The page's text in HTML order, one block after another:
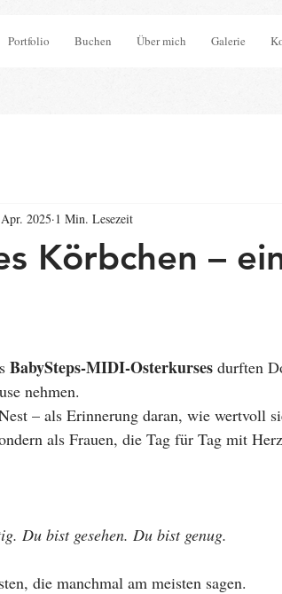
Portfolio Buchen Über mich Galerie
Körbchen –
2025 1 Min. Lesezeit
BabySteps-MIDI-Osterkurses durften
nehmen.
– als Erinnerung daran, wie wertvoll
als Frauen, die Tag für Tag mit
Du bist gesehen. Du bist genug.
die manchmal am meisten sagen.